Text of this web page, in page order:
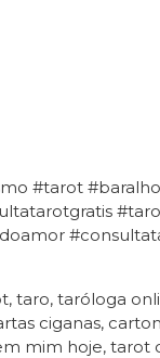
#tarot
taro, taróloga
ciganas,
mim hoje, tarot